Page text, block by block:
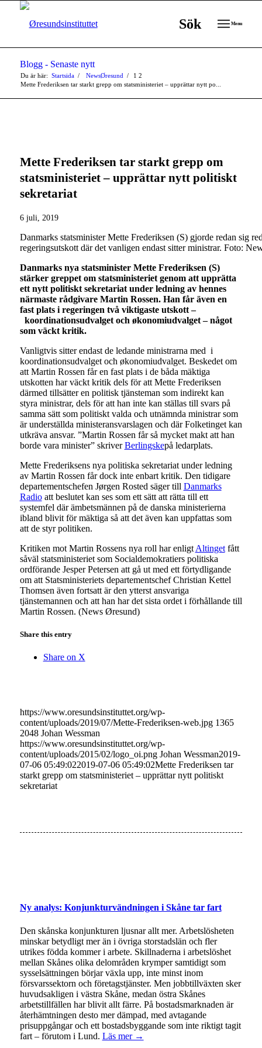
Sök Menu
Blogg - Senaste nytt
Du är här: Startsida 1
/ NewsØresund 2
/
Mette Frederiksen tar starkt grepp om statsministeriet – upprättar nytt po...
Mette Frederiksen tar starkt grepp om
statsministeriet – upprättar nytt politiskt
sekretariat
6 juli, 2019
Danmarks statsminister Mette Frederiksen (S) gjorde redan sig
regeringsutskott där det vanligen endast sitter ministrar. Foto:
Danmarks nya statsminister Mette Frederiksen (S)
stärker greppet om statsministeriet genom att upprätta
ett nytt politiskt sekretariat under ledning av hennes
närmaste rådgivare Martin Rossen. Han får även en
fast plats i regeringen två viktigaste utskott –
koordinationsudvalget och økonomiudvalget – något
som väckt kritik.
Vanligtvis sitter endast de ledande ministrarna med i
koordinationsudvalget och økonomiudvalget. Beskedet om
att Martin Rossen får en fast plats i de båda mäktiga
utskotten har väckt kritik dels för att Mette Frederiksen
därmed tillsätter en politisk tjänsteman som indirekt kan
styra ministrar, dels för att han inte kan ställas till svars på
samma sätt som politiskt valda och utnämnda ministrar som
är underställda ministeransvarslagen och där Folketinget kan
utkräva ansvar. ”Martin Rossen får så mycket makt att han
borde vara minister” skriverBerlingskepå ledarplats.
Mette Frederiksens nya politiska sekretariat under ledning
av Martin Rossen får dock inte enbart kritik. Den tidigare
departementschefen Jørgen Rosted säger till Danmarks
Radioatt beslutet kan ses som ett sätt att rätta till ett
systemfel där ämbetsmännen på de danska ministerierna
ibland blivit för mäktiga så att det även kan uppfattas som
att de styr politiken.
Kritiken mot Martin Rossens nya roll har enligt Altingetfått
såväl statsministeriet som Socialdemokratiers politiska
ordförande Jesper Petersen att gå ut med ett förtydligande
om att Statsministeriets departementschef Christian Kettel
Thomsen även fortsatt är den ytterst ansvariga
tjänstemannen och att han har det sista ordet i förhållande till
Martin Rossen. (News Øresund)
Share this entry
Share on X
https://www.oresundsinstituttet.org/wp-
content/uploads/2019/07/Mette-Frederiksen-web.jpg 1365
2048 Johan Wessman
https://www.oresundsinstituttet.org/wp-
content/uploads/2015/02/logo_oi.png Johan Wessman2019-
07-06 05:49:022019-07-06 05:49:02Mette Frederiksen tar
starkt grepp om statsministeriet – upprättar nytt politiskt
sekretariat
Ny analys: Konjunkturvändningen i Skåne tar fart
Den skånska konjunkturen ljusnar allt mer. Arbetslösheten
minskar betydligt mer än i övriga storstadslän och fler
utrikes födda kommer i arbete. Skillnaderna i arbetslöshet
mellan Skånes olika delområden krymper samtidigt som
sysselsättningen börjar växla upp, inte minst inom
försvarssektorn och företagstjänster. Men jobbtillväxten sker
huvudsakligen i västra Skåne, medan östra Skånes
arbetstillfällen har blivit allt färre. På bostadsmarknaden är
återhämtningen desto mer dämpad, med avtagande
prisuppgångar och ett bostadsbyggande som inte riktigt tagit
fart – förutom i Lund. Läs mer →